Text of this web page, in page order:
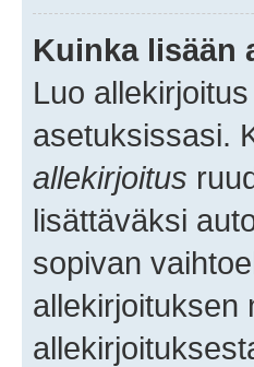
Kuinka lisään
Luo
asetuksissasi.
allekirjoitus
lisättäväksi
sopivan
allekirjoituksen